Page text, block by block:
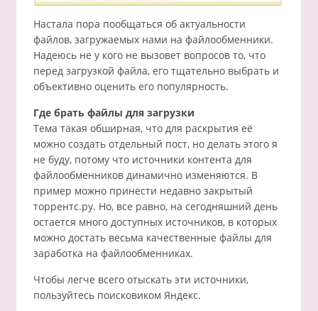
Настала пора пообщаться об актуальности
файлов, загружаемых нами на файлообменники.
Надеюсь не у кого не вызовет вопросов то, что
перед загрузкой файла, его тщательно выбрать и
объективно оценить его популярность.
Где брать файлы для загрузки
Тема такая обширная, что для раскрытия её
можно создать отдельный пост, но делать этого я
не буду, потому что источники контента для
файлообменников динамично изменяются. В
пример можно принести недавно закрытый
торрентс.ру. Но, все равно, на сегодняшний день
остается много доступных источников, в которых
можно достать весьма качественные файлы для
заработка на файлообменниках.
Чтобы легче всего отыскать эти источники,
пользуйтесь поисковиком Яндекс.